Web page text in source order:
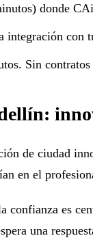
donde
integración con
Sin contratos
de ciudad
en el
confianza es
una